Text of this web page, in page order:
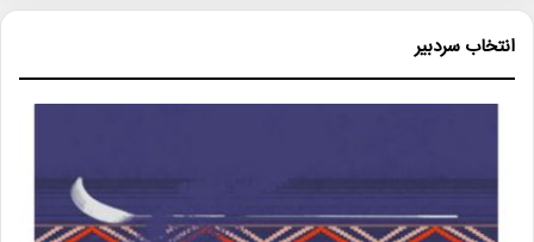
انتخاب سردبیر